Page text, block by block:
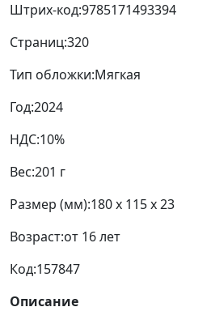
Штрих-код:9785171493394
Страниц:320
Тип обложки:Мягкая
Год:2024
НДС:10%
Вес:201 г
Размер (мм):180 x 115 x 23
Возраст:от 16 лет
Код:157847
Описание